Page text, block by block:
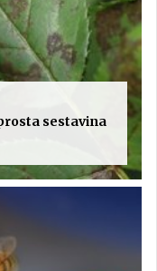
sestavina